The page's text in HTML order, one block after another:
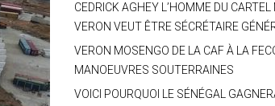
CEDRICK AGHEY L’HOMME DU
VERON VEUT ÊTRE SÉCRÉTAIRE
VERON MOSENGO DE LA CAF À LA
MANOEUVRES SOUTERRAINES
VOICI POURQUOI LE SÉNÉGAL